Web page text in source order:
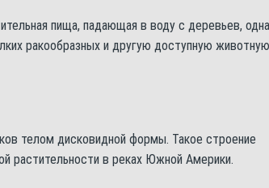
пища, падающая в воду с деревьев,
ракообразных и другую доступную животную
телом дисковидной формы. Такое строение
растительности в реках Южной Америки.